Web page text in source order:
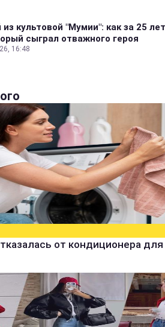
культовой "Мумии": как за 25
сыграл отважного героя
16:48
от кондиционера для